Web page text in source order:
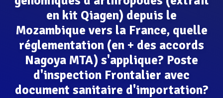
en kit Qiagen) depuis le
Mozambique vers la France, quelle
réglementation (en + des accords
Nagoya MTA) s'applique? Poste
d'inspection Frontalier avec
document sanitaire d'importation?